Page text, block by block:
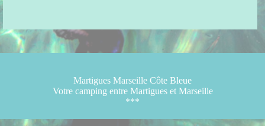
Martigues Marseille Côte Bleue
Votre camping entre Martigues et Marseille
***